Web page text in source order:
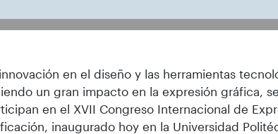
en el diseño y las herramientas
un gran impacto en la expresión gráfica,
en el XVII Congreso Internacional de
inaugurado hoy en la Universidad